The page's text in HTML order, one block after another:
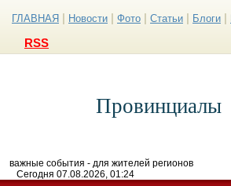
ГЛАВНАЯ Новости Фото Статьи Блоги
RSS
Провинциалы
важные события - для жителей регионов
Сегодня 07.08.2026, 01:24